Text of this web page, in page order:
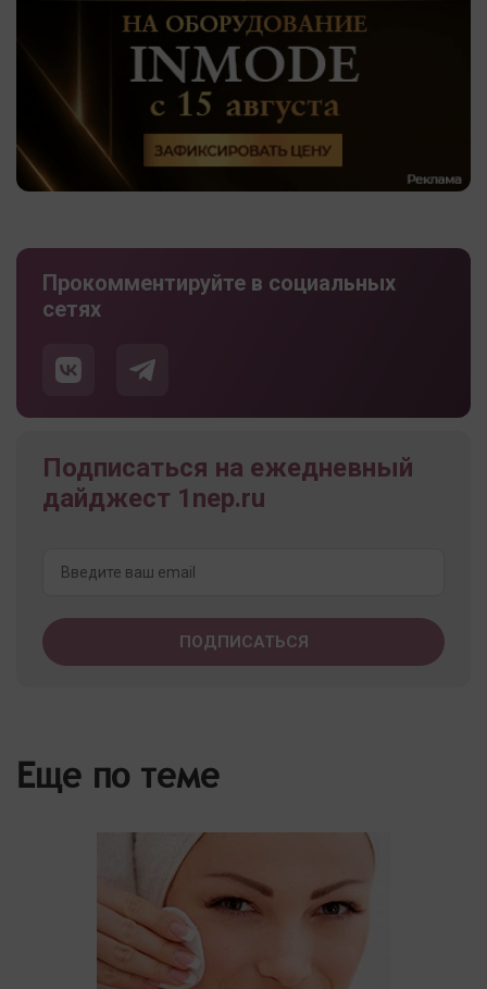
Прокомментируйте в социальных
сетях
Подписаться на ежедневный
дайджест 1nep.ru
Еще по теме